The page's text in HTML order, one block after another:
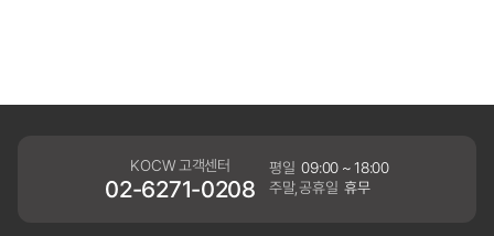
KOCW 고객센터
02-6271-0208
평일 09:00 ~ 18:00
주말,공휴일 휴무